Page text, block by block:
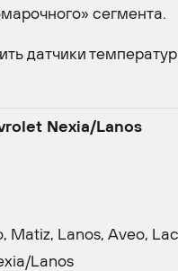
сегмента.
датчики
Nexia/Lanos
Matiz, Lanos, Aveo,
Lanos